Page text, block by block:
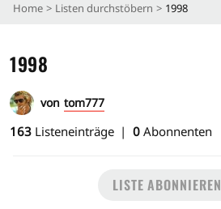
Home Listen durchstöbern 1998
1998
von tom777
163 Listeneinträge 0 Abonnenten
LISTE ABONNIEREN